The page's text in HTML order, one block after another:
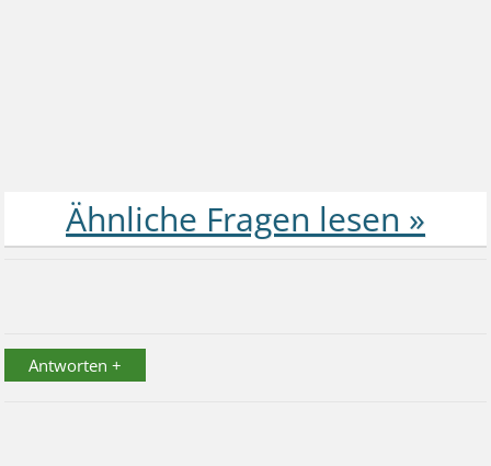
Antworten +